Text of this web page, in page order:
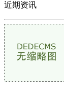
近期资讯